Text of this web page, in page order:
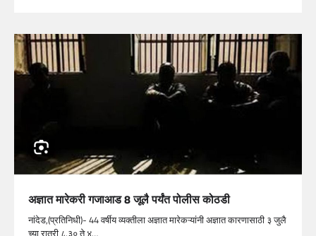
अज्ञात मारेकरी गजाआड 8 जूलै पर्यंत पोलीस कोठडी
नांदेड,(प्रतिनिधी)- 44 वर्षीय व्यक्तीला अज्ञात मारेकऱ्यांनी अज्ञात कारणासाठी ३ जुलै
च्या रात्री ८.३० ते ४…